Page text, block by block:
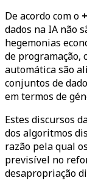
De acordo com o
dados na IA não
hegemonias
de programação,
automática são
conjuntos de
em termos de
Estes discursos
dos algoritmos
razão pela qual
previsível no
desapropriação